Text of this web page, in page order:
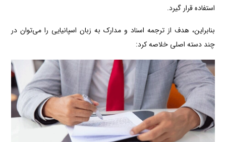
استفاده قرار گیرد.
بنابراین، هدف از ترجمه اسناد و مدارک به زبان اسپانیایی را می‌توان در
چند دسته اصلی خلاصه کرد: